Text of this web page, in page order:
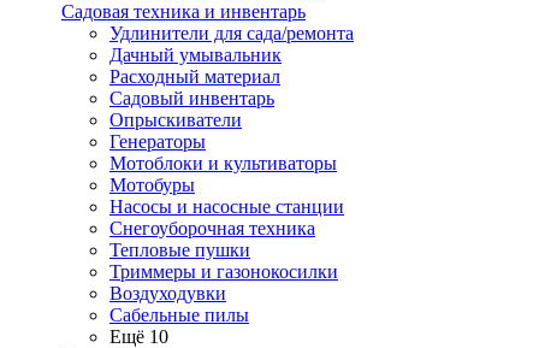
Садовая техника и инвентарь
Удлинители для сада/ремонта
Дачный умывальник
Расходный материал
Садовый инвентарь
Опрыскиватели
Генераторы
Мотоблоки и культиваторы
Мотобуры
Насосы и насосные станции
Снегоуборочная техника
Тепловые пушки
Триммеры и газонокосилки
Воздуходувки
Сабельные пилы
Ещё 10